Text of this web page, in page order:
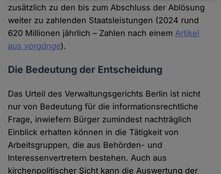
zusätzlich zu den bis zum Abschluss der Ablösung
weiter zu zahlenden Staatsleistungen (2024 rund
620 Millionen jährlich – Zahlen nach einemArtikel
aus vorgänge).
Die Bedeutung der Entscheidung
Das Urteil des Verwaltungsgerichts Berlin ist nicht
nur von Bedeutung für die informationsrechtliche
Frage, inwiefern Bürger zumindest nachträglich
Einblick erhalten können in die Tätigkeit von
Arbeitsgruppen, die aus Behörden- und
Interessenvertretern bestehen. Auch aus
kirchenpolitischer Sicht kann die Auswertung der
und
Cookies